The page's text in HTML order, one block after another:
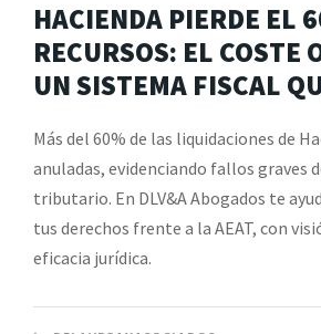
HACIENDA PIERDE EL
RECURSOS: EL COSTE
UN SISTEMA FISCAL
Más del 60% de las liquidaciones de
anuladas, evidenciando fallos graves
tributario. En DLV&A Abogados te
tus derechos frente a la AEAT, con
eficacia jurídica.